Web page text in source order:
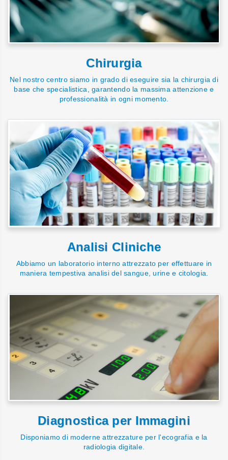
Chirurgia
Nel nostro centro siamo in grado di eseguire sia la chirurgia di
base che specialistica, garantendo la massima attenzione e
professionalità in ogni momento.
Analisi Cliniche
Abbiamo un laboratorio interno attrezzato per effettuare in
maniera tempestiva analisi del sangue, urine e citologia.
Diagnostica per Immagini
Disponiamo di moderne attrezzature per l'ecografia e la
radiologia digitale.